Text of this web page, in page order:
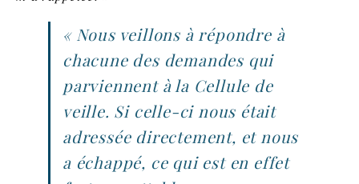
« Nous veillons à répondre à
chacune des demandes qui
parviennent à la Cellule de
veille. Si celle-ci nous était
adressée directement, et nous
a échappé, ce qui est en effet